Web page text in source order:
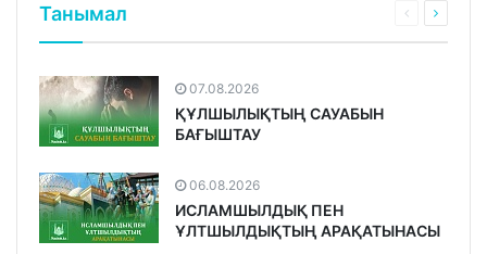
Танымал
07.08.2026
ҚҰЛШЫЛЫҚТЫҢ САУАБЫН
БАҒЫШТАУ
06.08.2026
ИСЛАМШЫЛДЫҚ ПЕН
ҰЛТШЫЛДЫҚТЫҢ АРАҚАТЫНАСЫ